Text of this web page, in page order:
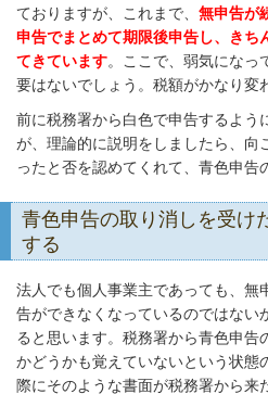
ておりますが、これまで、 無申告が
申告でまとめて期限後申告し、きち
てきています。ここで、弱気になっ
要はないでしょう。税額がかなり変
前に税務署から白色で申告するよう
が、理論的に説明をしましたら、向
ったと否を認めてくれて、青色申告
青色申告の取り消しを受け
する
法人でも個人事業主であっても、無
告ができなくなっているのではない
ると思います。税務署から青色申告
かどうかも覚えていないという状態
際にそのような書面が税務署から来